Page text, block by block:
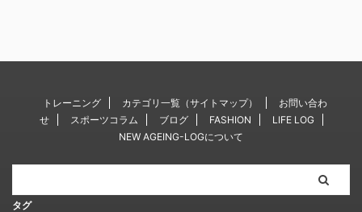
トレーニング カテゴリ一覧（サイトマップ）
お問い合わ
せ
スポーツコラム ブログ FASHION
LIFE LOG
NEW AGEING-LOGについて
タグ